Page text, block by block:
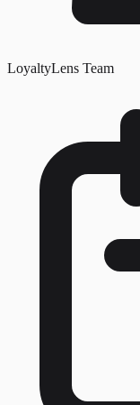
LoyaltyLens Team